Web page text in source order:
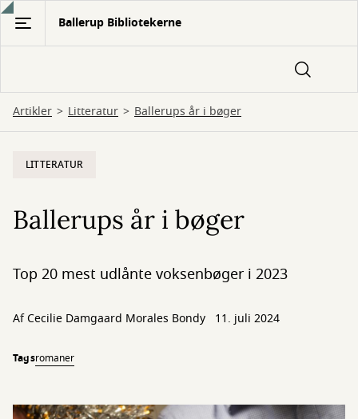
Gå
hovedindhold
Ballerup Bibliotekerne
Artikler Litteratur Ballerups år i bøger
LITTERATUR
Ballerups år i bøger
Top 20 mest udlånte voksenbøger i 2023
Af Cecilie Damgaard Morales Bondy 11. juli 2024
Tagsromaner